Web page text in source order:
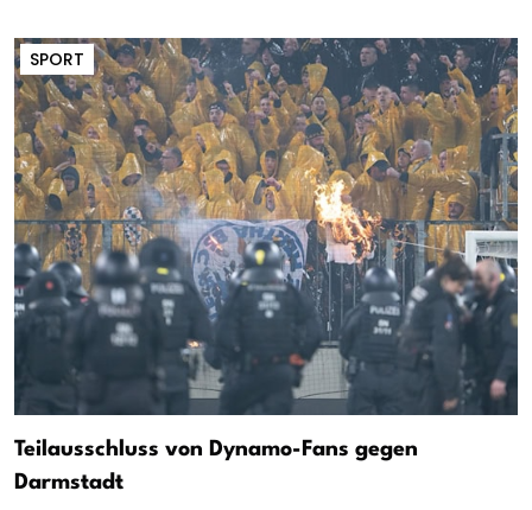
SPORT
Teilausschluss von Dynamo-Fans gegen
Darmstadt